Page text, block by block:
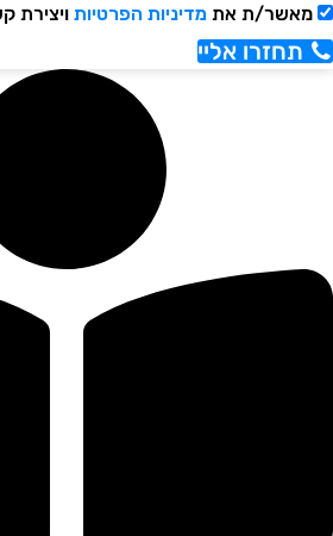
ת אתמדיניות הפרטיותויצירת קשר.
תחזרו אליי